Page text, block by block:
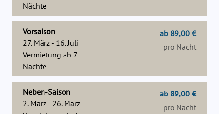
Nächte
Vorsaison
27. März - 16. Juli
Vermietung ab 7
Nächte
ab 89,00 €
pro Nacht
Neben-Saison
2. März - 26. März
ab 89,00 €
pro Nacht